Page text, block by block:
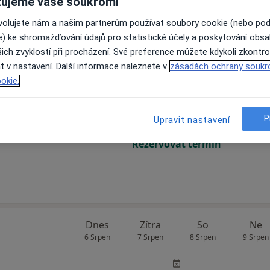
• Mapa
Dnes Zítra So Ne
Online rezervace termínu není k dispozici
Rezervovat termín
Dnes
6 Srpen
Zítra
7 Srpen
So
8 Srpen
Ne
9 Srpen
nám a našim partnerům používat soubory cookie (nebo
ke shromažďování údajů pro statistické účely a poskytování
zvyklostí při procházení. Své preference můžete kdykoli
v nastavení. Další informace naleznete v zásadách ochrany
Upravit nastavení